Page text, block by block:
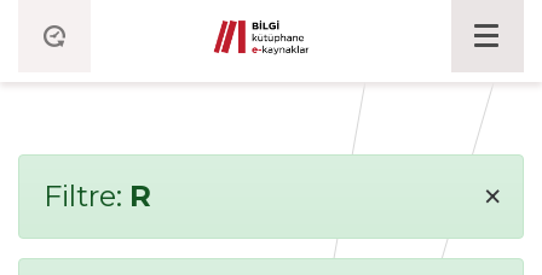
Filtre: R ×